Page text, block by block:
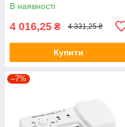
В наявності
4 016,25 ₴ 4 331,25 ₴
Купити
–7%